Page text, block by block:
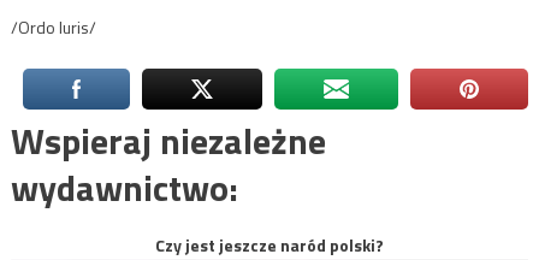
/Ordo Iuris/
Wspieraj niezależne
wydawnictwo:
Czy jest jeszcze naród polski?